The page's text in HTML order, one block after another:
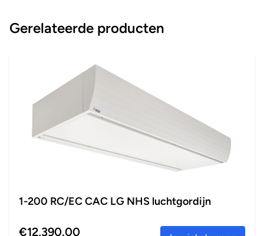
Gerelateerde producten
1-200 RC/EC CAC LG NHS luchtgordijn
€12,390.00